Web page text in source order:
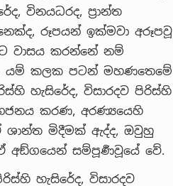
විනයධරද, ප්‍රාන්ත
රූපයන් ඉක්මවා අරූපවූ
වාසය කරන්නේ නම්
යම් කලක පටන් මහණතෙමේ
හැසිරේද, විසාරදව පිරිස්හි
භජනය කරණ, අරණ්‍යයෙහි
මිදීමක් ඇද්ද, ඔවුහු
අඞ්ගයෙන් සම්පූර්‍ණවූයේ වේ.
හැසිරේද, විසාරදව